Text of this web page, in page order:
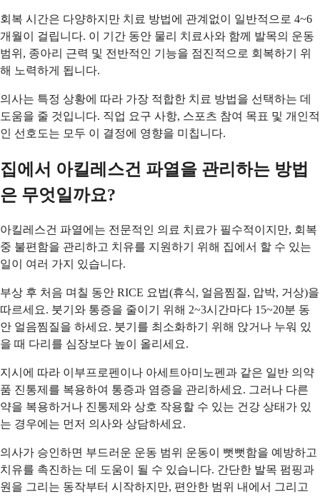
회복 시간은 다양하지만 치료 방법에 관계없이 일반적으로 4~6
개월이 걸립니다. 이 기간 동안 물리 치료사와 함께 발목의 운동
범위, 종아리 근력 및 전반적인 기능을 점진적으로 회복하기 위
해 노력하게 됩니다.
의사는 특정 상황에 따라 가장 적합한 치료 방법을 선택하는 데
도움을 줄 것입니다. 직업 요구 사항, 스포츠 참여 목표 및 개인적
인 선호도는 모두 이 결정에 영향을 미칩니다.
집에서 아킬레스건 파열을 관리하는 방법
은 무엇일까요?
아킬레스건 파열에는 전문적인 의료 치료가 필수적이지만, 회복
중 불편함을 관리하고 치유를 지원하기 위해 집에서 할 수 있는
일이 여러 가지 있습니다.
부상 후 처음 며칠 동안 RICE 요법(휴식, 얼음찜질, 압박, 거상)을
따르세요. 붓기와 통증을 줄이기 위해 2~3시간마다 15~20분 동
안 얼음찜질을 하세요. 붓기를 최소화하기 위해 앉거나 누워 있
을 때 다리를 심장보다 높이 올리세요.
지시에 따라 이부프로펜이나 아세트아미노펜과 같은 일반 의약
품 진통제를 복용하여 통증과 염증을 관리하세요. 그러나 다른
약을 복용하거나 진통제와 상호 작용할 수 있는 건강 상태가 있
는 경우에는 먼저 의사와 상담하세요.
의사가 승인하면 부드러운 운동 범위 운동이 뻣뻣함을 예방하고
치유를 촉진하는 데 도움이 될 수 있습니다. 간단한 발목 펌핑과
원을 그리는 동작부터 시작하지만, 편안한 범위 내에서 그리고